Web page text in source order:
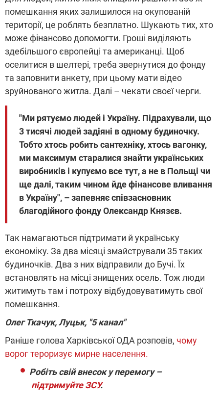
помешкання яких залишилося на окупованій
території, це роблять безплатно. Шукають тих, хто
може фінансово допомогти. Гроші виділяють
здебільшого європейці та американці. Щоб
оселитися в шелтері, треба звернутися до фонду
та заповнити анкету, при цьому мати відео
зруйнованого житла. Далі – чекати своєї черги.
"Ми рятуємо людей і Україну. Підрахували, що
3 тисячі людей задіяні в одному будиночку.
Тобто хтось робить сантехніку, хтось вагонку,
ми максимум старалися знайти українських
виробників і купуємо все тут, а не в Польщі чи
ще далі, таким чином йде фінансове вливання
в Україну", – запевняє співзасновник
благодійного фонду Олександр Князєв.
Так намагаються підтримати й українську
економіку. За два місяці змайстрували 35 таких
будиночків. Два з них відправили до Бучі. Їх
встановлять на місці знищених осель. Тож люди
житимуть там і потроху відбудовуватимуть свої
помешкання.
Олег Ткачук, Луцьк, "5 канал"
Раніше голова Харківської ОДА розповів, чому
ворог тероризує мирне населення.
Робіть свій внесок у перемогу –
підтримуйте ЗСУ.